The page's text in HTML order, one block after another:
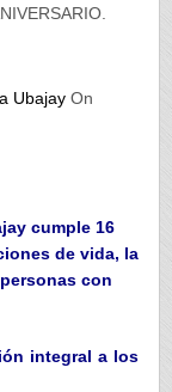
Ubajay On
cumple 16
de vida, la
con
integral a los